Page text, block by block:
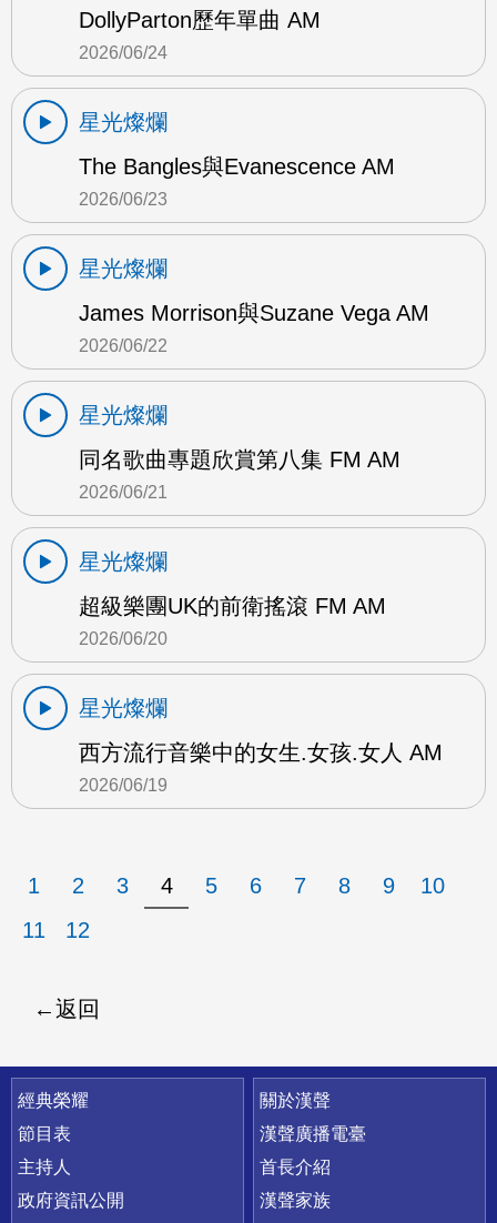
DollyParton歷年單曲 AM
2026/06/24
星光燦爛
The Bangles與Evanescence AM
2026/06/23
星光燦爛
James Morrison與Suzane Vega AM
2026/06/22
星光燦爛
同名歌曲專題欣賞第八集 FM AM
2026/06/21
星光燦爛
超級樂團UK的前衛搖滾 FM AM
2026/06/20
星光燦爛
西方流行音樂中的女生.女孩.女人 AM
2026/06/19
1 2 3 4 5 6 7 8 9
10
11
12
返回
快速連結
經典榮耀
節目表
主持人
政府資訊公開
關於漢聲
漢聲廣播電臺
首長介紹
漢聲家族